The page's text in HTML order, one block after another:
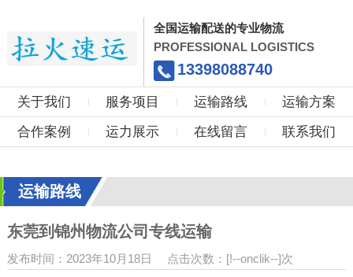
全国运输配送的专业物流
PROFESSIONAL LOGISTICS
13398088740
关于我们 服务项目 运输路线 运输方案
合作案例 运力展示 在线留言 联系我们
运输路线
东莞到锦州物流公司专线运输
发布时间：2023年10月18日 点击次数：[!--onclik--]次